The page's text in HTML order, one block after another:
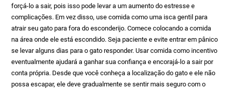
forçá-lo a sair, pois isso pode levar a um aumento do estresse e
complicações. Em vez disso, use comida como uma isca gentil para
atrair seu gato para fora do esconderijo. Comece colocando a comida
na área onde ele está escondido. Seja paciente e evite entrar em pânico
se levar alguns dias para o gato responder. Usar comida como incentivo
eventualmente ajudará a ganhar sua confiança e encorajá-lo a sair por
conta própria. Desde que você conheça a localização do gato e ele não
possa escapar, ele deve gradualmente se sentir mais seguro com o